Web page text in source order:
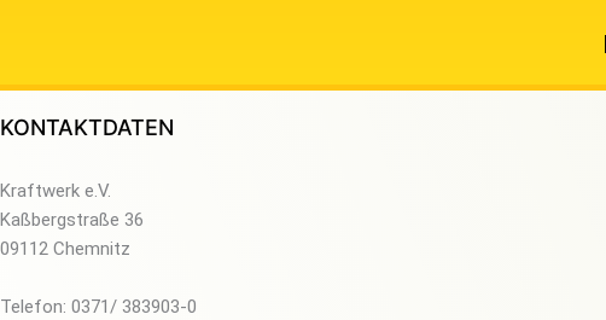
KONTAKTDATEN
Kraftwerk e.V.
Kaßbergstraße 36
09112 Chemnitz
Telefon: 0371/ 383903-0